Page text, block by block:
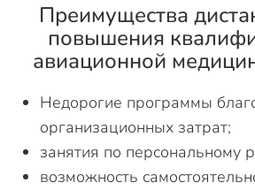
Преимущества
повышения
авиационной
Недорогие программы
организационных затрат;
занятия по персональному
возможность